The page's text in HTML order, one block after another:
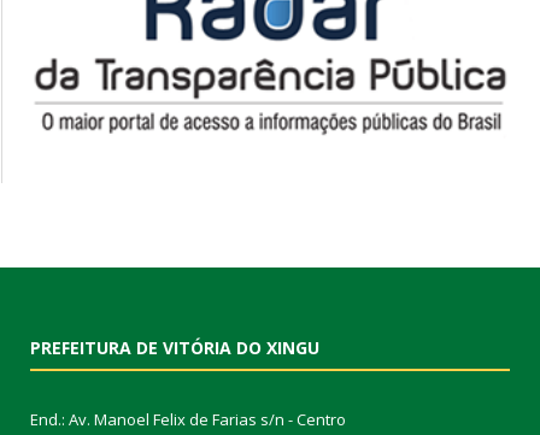
PREFEITURA DE VITÓRIA DO XINGU
End.: Av. Manoel Felix de Farias s/n - Centro